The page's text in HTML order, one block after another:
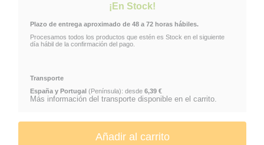
¡En Stock!
Plazo de entrega aproximado de 48 a 72 horas hábiles.
Procesamos todos los productos que estén es Stock en el siguiente
día hábil de la confirmación del pago.
Transporte
España y Portugal (Península): desde 6,39 €
Más información del transporte disponible en el carrito.